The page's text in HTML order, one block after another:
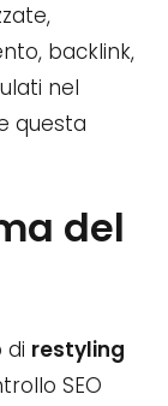
backlink,
nel
questa
del
di restyling
SEO